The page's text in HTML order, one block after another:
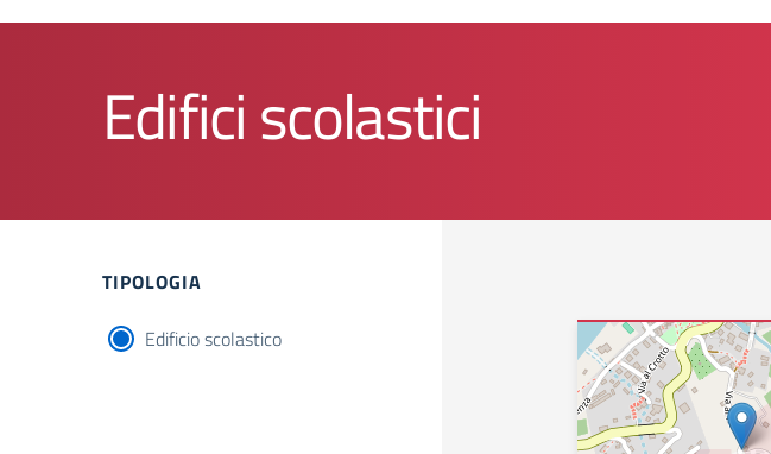
Edifici scolastici
Filtri
TIPOLOGIA
Edificio scolastico